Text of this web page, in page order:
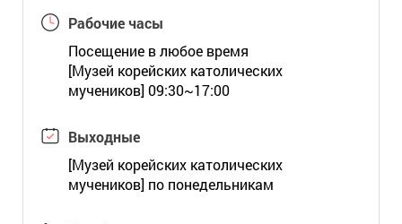
Рабочие часы
Посещение в любое время
[Музей корейских католических
мучеников] 09:30~17:00
Выходные
[Музей корейских католических
мучеников] по понедельникам